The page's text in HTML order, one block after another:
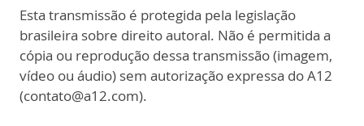
Esta transmissão é protegida pela legislação
brasileira sobre direito autoral. Não é permitida a
cópia ou reprodução dessa transmissão (imagem,
vídeo ou áudio) sem autorização expressa do A12
(contato@a12.com).